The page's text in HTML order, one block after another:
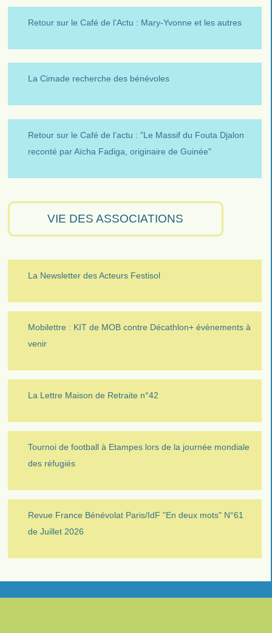
Retour sur le Café de l’Actu : Mary-Yvonne et les autres
La Cimade recherche des bénévoles
Retour sur le Café de l’actu : "Le Massif du Fouta Djalon
reconté par Aïcha Fadiga, originaire de Guinée"
VIE DES ASSOCIATIONS
La Newsletter des Acteurs Festisol
Mobilettre : KIT de MOB contre Décathlon+ évènements à
venir
La Lettre Maison de Retraite n°42
Tournoi de football à Etampes lors de la journée mondiale
des réfugiés
Revue France Bénévolat Paris/IdF "En deux mots" N°61
de Juillet 2026